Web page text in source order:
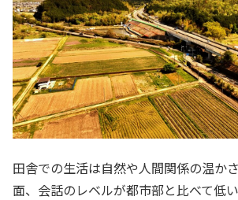
田舎での生活は自然や人間関係の温か
面、会話のレベルが都市部と比べて低